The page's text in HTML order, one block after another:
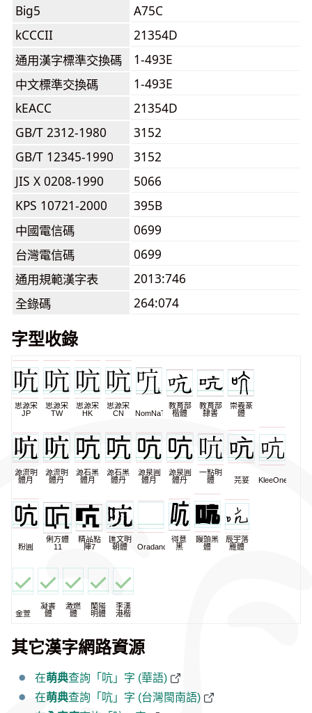
Big5
A75C
kCCCII
21354D
通用漢字標準交換碼
1-493E
中文標準交換碼
1-493E
kEACC
21354D
GB/T 2312-1980
3152
GB/T 12345-1990
3152
JIS X 0208-1990
5066
KPS 10721-2000
395B
中國電信碼
0699
台灣電信碼
0699
通用規範漢字表
2013:746
全錄碼
264:074
字型收錄
思源宋
JP
思源宋
TW
思源宋
HK
思源宋
CN
NomNaTong
教育部
楷體
教育部
隸書
崇羲篆
體
源流明
體月
源流明
體丹
源石黑
體月
源石黑
體丹
源泉圓
體月
源泉圓
體丹
一點明
體
芫荽 KleeOne
粉圓
俐方體
11
精品點
陣7
匯文明
朝體
Oradano
得意
黑
饅頭黑
體
辰宇落
雁體
金萱
凝書
體
激燃
體
蘭陽
明體
李漢
港楷
其它漢字網路資源
在萌典查詢「吭」字 (華語)
在萌典查詢「吭」字 (台灣閩南語)